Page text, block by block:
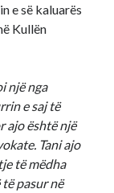
e së kaluarës
Kullën
një nga
e saj të
ajo është një
Tani ajo
të mëdha
pasur në